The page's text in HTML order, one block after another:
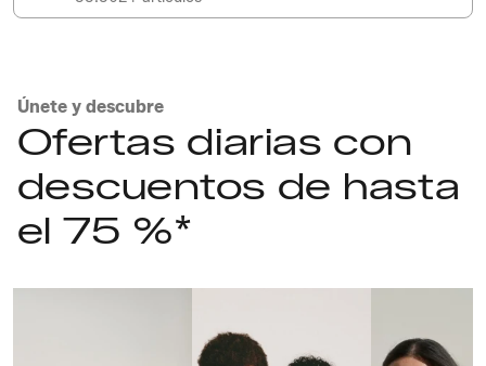
Únete y descubre
Ofertas diarias con
descuentos de hasta
el 75 %*